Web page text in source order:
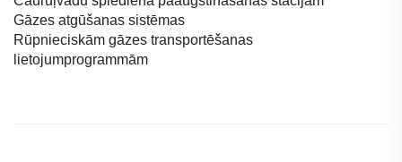
Gāzes atgūšanas sistēmas
Rūpnieciskām gāzes transportēšanas
lietojumprogrammām